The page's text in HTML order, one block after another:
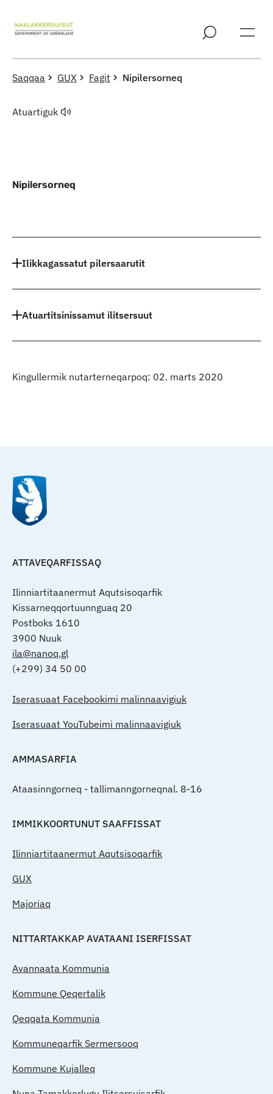
Saqqaa GUX Fagit Nipilersorneq
Atuartiguk
Nipilersorneq
Ilikkagassatut pilersaarutit
Atuartitsinissamut ilitsersuut
Kingullermik nutarterneqarpoq: 02. marts 2020
ATTAVEQARFISSAQ
Ilinniartitaanermut Aqutsisoqarfik
Kissarneqqortuunnguaq 20
Postboks 1610
3900 Nuuk
ila@nanoq.gl
(+299) 34 50 00
Iserasuaat Facebookimi malinnaavigiuk
Iserasuaat YouTubeimi malinnaavigiuk
AMMASARFIA
Ataasinngorneq - tallimanngorneqnal. 8-16
IMMIKKOORTUNUT SAAFFISSAT
Ilinniartitaanermut Aqutsisoqarfik
GUX
Majoriaq
NITTARTAKKAP AVATAANI ISERFISSAT
Avannaata Kommunia
Kommune Qeqertalik
Qeqqata Kommunia
Kommuneqarfik Sermersooq
Kommune Kujalleq